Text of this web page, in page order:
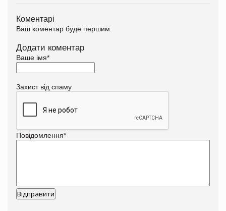
Коментарі
Ваш коментар буде першим.
Додати коментар
Ваше імя*
Захист від спаму
Повідомлення*